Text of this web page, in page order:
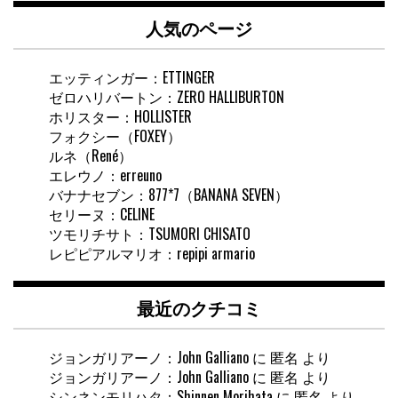
内
索
人気のページ
エッティンガー：ETTINGER
ゼロハリバートン：ZERO HALLIBURTON
ホリスター：HOLLISTER
フォクシー（FOXEY）
ルネ（René）
エレウノ：erreuno
バナナセブン：877*7（BANANA SEVEN）
セリーヌ：CELINE
ツモリチサト：TSUMORI CHISATO
レピピアルマリオ：repipi armario
最近のクチコミ
ジョンガリアーノ：John Galliano に 匿名 より
ジョンガリアーノ：John Galliano に 匿名 より